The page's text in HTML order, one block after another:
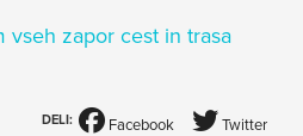
vseh zapor cest in trasa
DELI: Facebook Twitter